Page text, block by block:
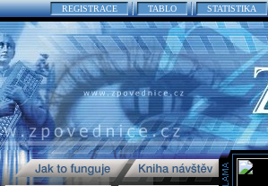
REGISTRACE TABLO STATISTIKA